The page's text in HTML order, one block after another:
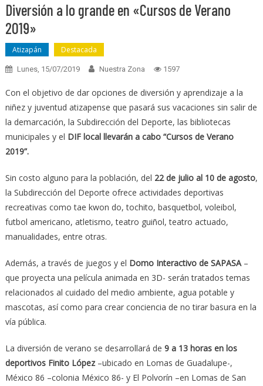
Diversión a lo grande en «Cursos de Verano
2019»
Atizapán Destacada
Lunes, 15/07/2019 Nuestra Zona 1597
Con el objetivo de dar opciones de diversión y aprendizaje a la
niñez y juventud atizapense que pasará sus vacaciones sin salir de
la demarcación, la Subdirección del Deporte, las bibliotecas
municipales y el DIF local llevarán a cabo “Cursos de Verano
2019”.
Sin costo alguno para la población, del 22 de julio al 10 de agosto,
la Subdirección del Deporte ofrece actividades deportivas
recreativas como tae kwon do, tochito, basquetbol, voleibol,
futbol americano, atletismo, teatro guiñol, teatro actuado,
manualidades, entre otras.
Además, a través de juegos y el Domo Interactivo de SAPASA–
que proyecta una película animada en 3D- serán tratados temas
relacionados al cuidado del medio ambiente, agua potable y
mascotas, así como para crear conciencia de no tirar basura en la
vía pública.
La diversión de verano se desarrollará de 9 a 13 horas en los
deportivos Finito López–ubicado en Lomas de Guadalupe-,
México 86 –colonia México 86- y El Polvorín –en Lomas de San